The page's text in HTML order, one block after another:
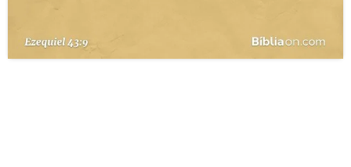
PERGUNTE À BÍBLIA
TERMO BÍBLICO